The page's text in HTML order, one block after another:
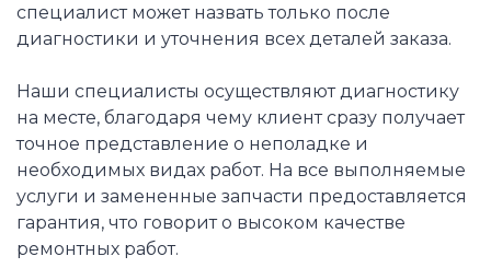
специалист может назвать только после
диагностики и уточнения всех деталей заказа.
Наши специалисты осуществляют диагностику
на месте, благодаря чему клиент сразу получает
точное представление о неполадке и
необходимых видах работ. На все выполняемые
услуги и замененные запчасти предоставляется
гарантия, что говорит о высоком качестве
ремонтных работ.